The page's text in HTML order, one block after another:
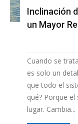
Inclinación
un Mayor
Cuando se
es solo un
que todo el
qué? Porque
lugar. Cambia...